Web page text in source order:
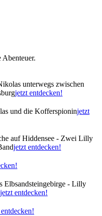
Abenteuer.
unterwegs zwischen
jetzt entdecken!
und die Kofferspioninjetzt
auf Hiddensee - Zwei Lilly
jetzt entdecken!
Elbsandsteingebirge - Lilly
jetzt entdecken!